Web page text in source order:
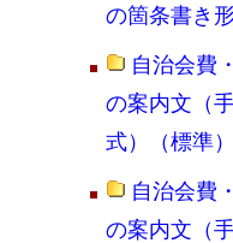
の箇条書き
自治会費
の案内文（
式）（標準）
自治会費
の案内文（